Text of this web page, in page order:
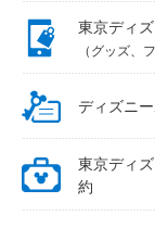
東京ディ
（グッズ、
ディズニ
東京ディ
約